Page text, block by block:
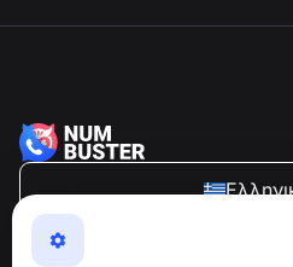
NumBuster © 2013—2026 ·
Μια εύχρηστη εφαρμογή που